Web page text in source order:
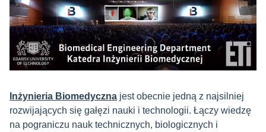
Inżynieria Biomedyczna jest obecnie jedną z najsilniej
rozwijających się gałęzi nauki i technologii. Łączy wiedzę
na pograniczu nauk technicznych, biologicznych i